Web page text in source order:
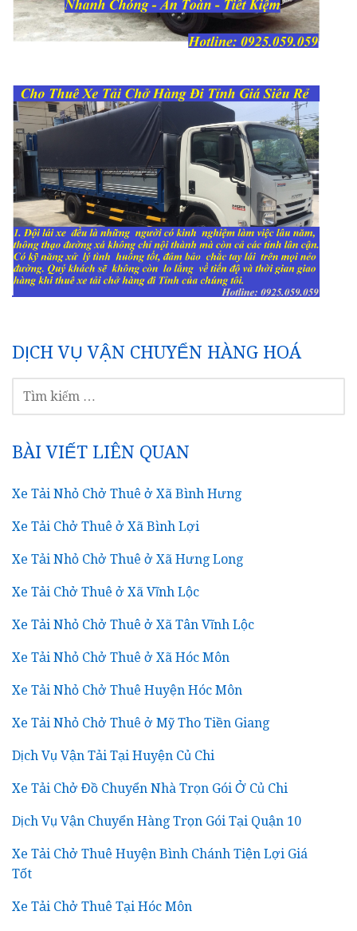
DỊCH VỤ VẬN CHUYỂN HÀNG HOÁ
KIẾM
BÀI VIẾT LIÊN QUAN
Xe Tải Nhỏ Chở Thuê ở Xã Bình Hưng
Xe Tải Chở Thuê ở Xã Bình Lợi
Xe Tải Nhỏ Chở Thuê ở Xã Hưng Long
Xe Tải Chở Thuê ở Xã Vĩnh Lộc
Xe Tải Nhỏ Chở Thuê ở Xã Tân Vĩnh Lộc
Xe Tải Nhỏ Chở Thuê ở Xã Hóc Môn
Xe Tải Nhỏ Chở Thuê Huyện Hóc Môn
Xe Tải Nhỏ Chở Thuê ở Mỹ Tho Tiền Giang
Dịch Vụ Vận Tải Tại Huyện Củ Chi
Xe Tải Chở Đồ Chuyển Nhà Trọn Gói Ở Củ Chi
Dịch Vụ Vận Chuyển Hàng Trọn Gói Tại Quận 10
Xe Tải Chở Thuê Huyện Bình Chánh Tiện Lợi Giá
Tốt
Xe Tải Chở Thuê Tại Hóc Môn